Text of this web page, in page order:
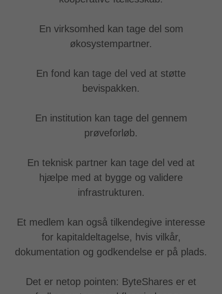
En virksomhed kan tage del som
økosystempartner.
En fond kan tage del ved at støtte
bevispakken.
En institution kan tage del gennem
prøveforløb.
En teknisk partner kan tage del ved at
hjælpe med at bygge og validere
infrastrukturen.
Et medlem kan også tilkendegive interesse
for kapitaldeltagelse, hvis vilkår,
dokumentation og godkendelse er på plads.
Det er netop pointen: ByteShares er et